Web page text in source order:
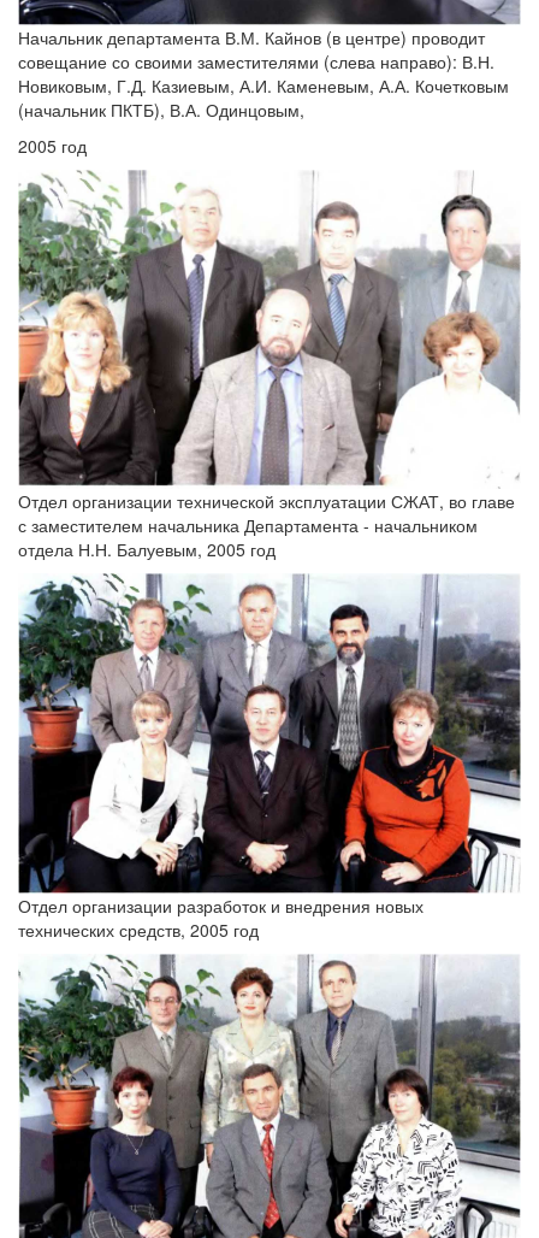
Начальник департамента В.М. Кайнов (в центре) проводит
совещание со своими заместителями (слева направо): В.Н.
Новиковым, Г.Д. Казиевым, А.И. Каменевым, А.А. Кочетковым
(начальник ПКТБ), В.А. Одинцовым,
2005 год
Отдел организации технической эксплуатации СЖАТ, во главе
с заместителем начальника Департамента - начальником
отдела Н.Н. Балуевым, 2005 год
Отдел организации разработок и внедрения новых
технических средств, 2005 год